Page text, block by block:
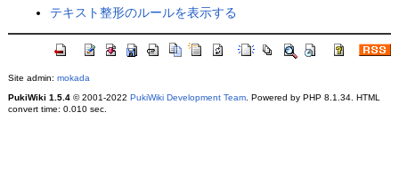
テキスト整形のルールを表示する
Site admin: mokada
PukiWiki 1.5.4© 2001-2022 PukiWiki Development Team. Powered by PHP 8.1.34. HTML
convert time: 0.010 sec.